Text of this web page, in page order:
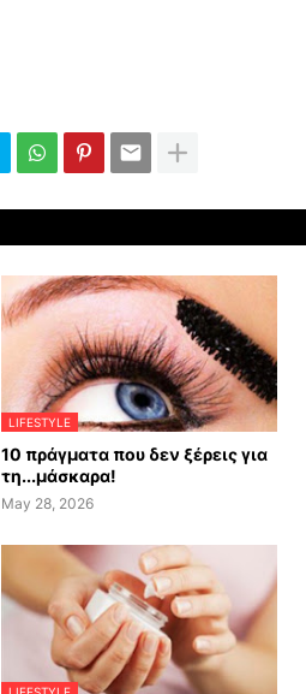
LIFESTYLE
10 πράγματα που δεν ξέρεις για
τη...μάσκαρα!
May 28, 2026